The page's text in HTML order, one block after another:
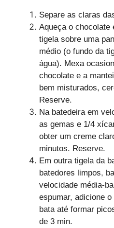
Separe as claras
Aqueça o chocolate
tigela sobre uma
médio (o fundo da
água). Mexa
chocolate e a
bem misturados,
Reserve.
Na batedeira em
as gemas e 1/4
obter um creme
minutos. Reserve.
Em outra tigela da
batedores limpos,
velocidade média-
espumar, adicione
bata até formar
de 3 min.